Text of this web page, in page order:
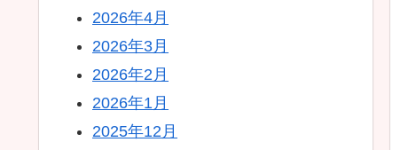
2026年4月
2026年3月
2026年2月
2026年1月
2025年12月